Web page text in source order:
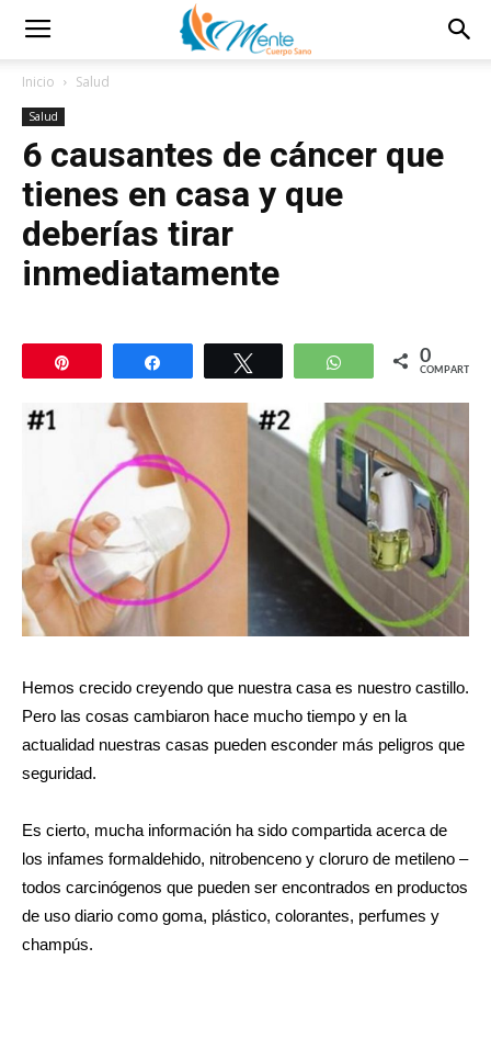
Inicio Salud
Salud
6 causantes de cáncer que
tienes en casa y que
deberías tirar
inmediatamente
Compartir WhatsApp
0
COMPARTIR
Hemos crecido creyendo que nuestra casa es nuestro castillo.
Pero las cosas cambiaron hace mucho tiempo y en la
actualidad nuestras casas pueden esconder más peligros que
seguridad.
Es cierto, mucha información ha sido compartida acerca de
los infames formaldehido, nitrobenceno y cloruro de metileno –
todos carcinógenos que pueden ser encontrados en productos
de uso diario como goma, plástico, colorantes, perfumes y
champús.